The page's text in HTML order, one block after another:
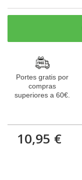
Portes gratis por
compras
superiores a 60€.
10,95 €